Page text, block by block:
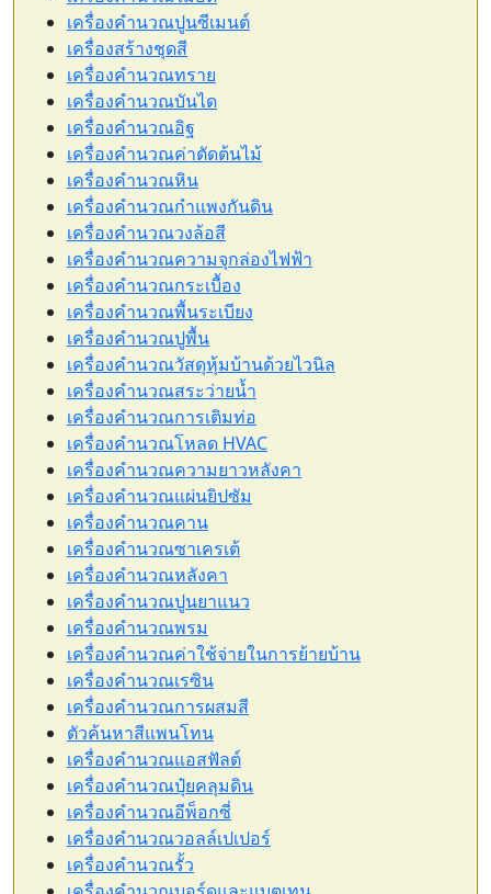
เครื่องคำนวณปูนซีเมนต์
เครื่องสร้างชุดสี
เครื่องคำนวณทราย
เครื่องคำนวณบันได
เครื่องคำนวณอิฐ
เครื่องคำนวณค่าตัดต้นไม้
เครื่องคำนวณหิน
เครื่องคำนวณกำแพงกันดิน
เครื่องคำนวณวงล้อสี
เครื่องคำนวณความจุกล่องไฟฟ้า
เครื่องคำนวณกระเบื้อง
เครื่องคำนวณพื้นระเบียง
เครื่องคำนวณปูพื้น
เครื่องคำนวณวัสดุหุ้มบ้านด้วยไวนิล
เครื่องคำนวณสระว่ายน้ำ
เครื่องคำนวณการเติมท่อ
เครื่องคำนวณโหลด HVAC
เครื่องคำนวณความยาวหลังคา
เครื่องคำนวณแผ่นยิปซัม
เครื่องคำนวณคาน
เครื่องคำนวณซาเครเต้
เครื่องคำนวณหลังคา
เครื่องคำนวณปูนยาแนว
เครื่องคำนวณพรม
เครื่องคำนวณค่าใช้จ่ายในการย้ายบ้าน
เครื่องคำนวณเรซิน
เครื่องคำนวณการผสมสี
ตัวค้นหาสีแพนโทน
เครื่องคำนวณแอสฟัลต์
เครื่องคำนวณปุ๋ยคลุมดิน
เครื่องคำนวณอีพ็อกซี่
เครื่องคำนวณวอลล์เปเปอร์
เครื่องคำนวณรั้ว